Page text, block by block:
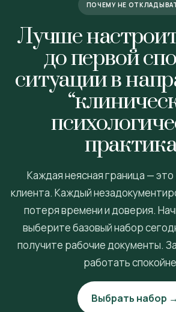
ПОЧЕМУ НЕ
Лучше
до первой
ситуации в
Каждая неясная граница — это
клиента. Каждый
потеря времени и доверия.
выберите базовый набор
получите рабочие документы.
работать
Выбрать набор →